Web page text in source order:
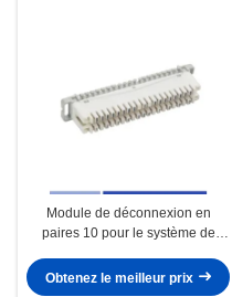
Module de déconnexion en
paires 10 pour le système de
Obtenez le meilleur prix